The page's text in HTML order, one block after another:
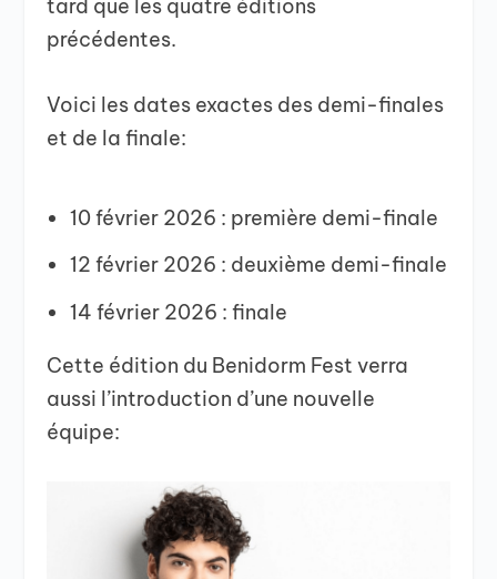
tard que les quatre éditions
précédentes.
Voici les dates exactes des demi-finales
et de la finale:
10 février 2026 : première demi-finale
12 février 2026 : deuxième demi-finale
14 février 2026 : finale
Cette édition du Benidorm Fest verra
aussi l’introduction d’une nouvelle
équipe: